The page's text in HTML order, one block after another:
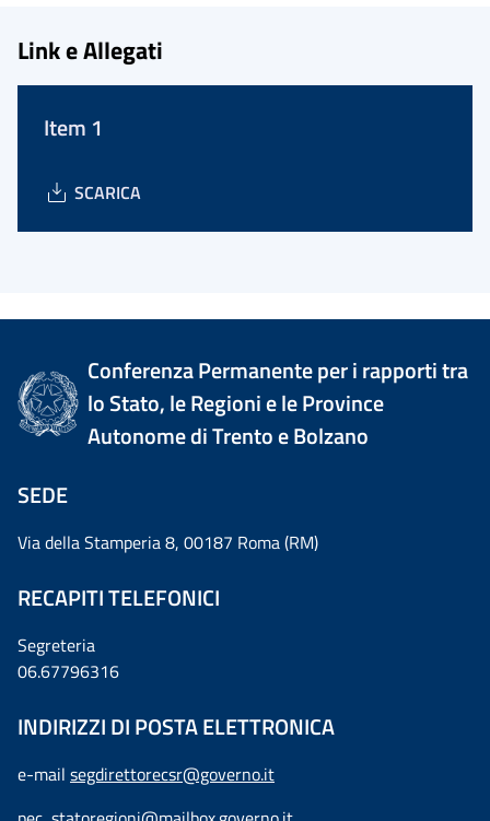
Link e Allegati
Item 1
SCARICA
Conferenza Permanente per i rapporti tra
lo Stato, le Regioni e le Province
Autonome di Trento e Bolzano
SEDE
Via della Stamperia 8, 00187 Roma (RM)
RECAPITI TELEFONICI
Segreteria
06.67796316
INDIRIZZI DI POSTA ELETTRONICA
e-mail segdirettorecsr@governo.it